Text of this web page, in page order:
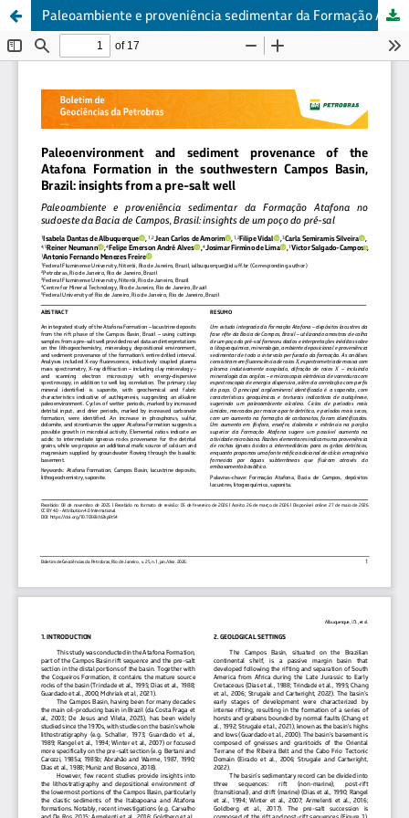
Paleoambiente e proveniência sedimentar da Formação Atafona no sudoeste da Bacia de Campos, Brasil: insights de um poço do pré-sal